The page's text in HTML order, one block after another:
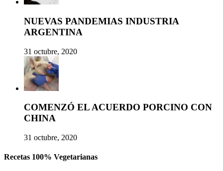
NUEVAS PANDEMIAS INDUSTRIA
ARGENTINA
31 octubre, 2020
COMENZÓ EL ACUERDO PORCINO CON
CHINA
31 octubre, 2020
Recetas 100% Vegetarianas